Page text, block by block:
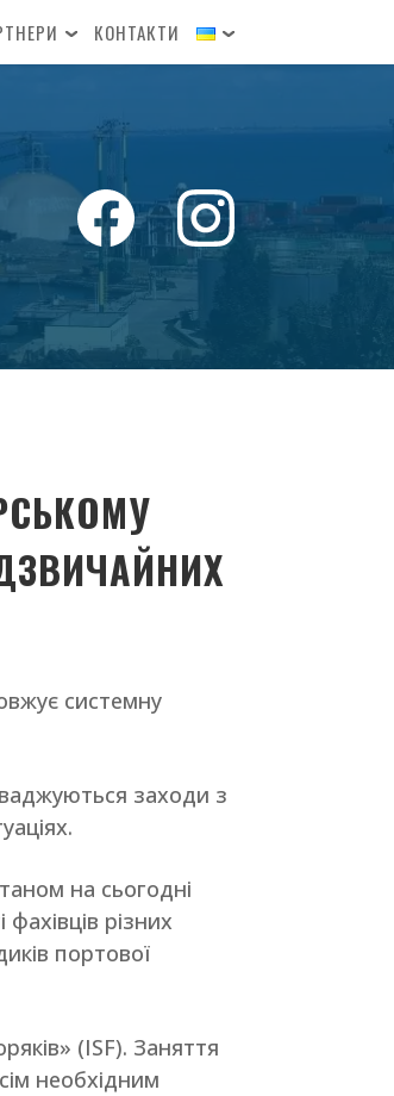
КОНТАКТИ
системну
заходи з
на сьогодні
різних
портової
(ISF). Заняття
необхідним